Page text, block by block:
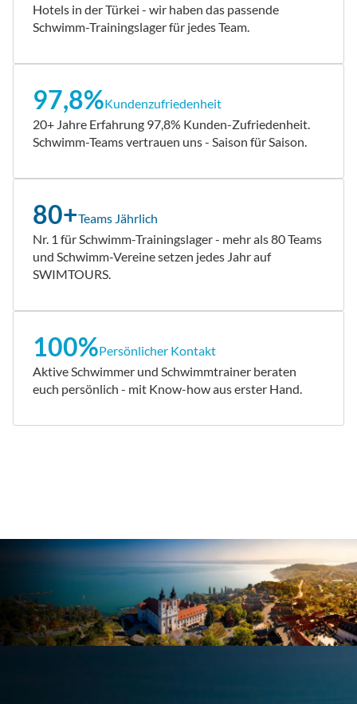
Hotels in der Türkei - wir haben das passende
Schwimm-Trainingslager für jedes Team.
97,8%Kundenzufriedenheit
20+ Jahre Erfahrung 97,8% Kunden-Zufriedenheit.
Schwimm-Teams vertrauen uns - Saison für Saison.
80+Teams Jährlich
Nr. 1 für Schwimm-Trainingslager - mehr als 80 Teams
und Schwimm-Vereine setzen jedes Jahr auf
SWIMTOURS.
100%Persönlicher Kontakt
Aktive Schwimmer und Schwimmtrainer beraten
euch persönlich - mit Know-how aus erster Hand.